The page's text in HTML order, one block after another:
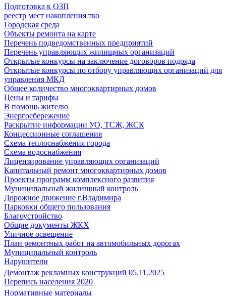
Подготовка к ОЗП
реестр мест накопления тко
Городская среда
Объекты ремонта на карте
Перечень подведомственных предприятий
Перечень управляющих жилищных организаций
Открытые конкурсы на заключение договоров подряда
Открытые конкурсы по отбору управляющих организаций для
управления МКД
Общее количество многоквартирных домов
Цены и тарифы
В помощь жителю
Энергосбережение
Раскрытие информации УО, ТСЖ, ЖСК
Концессионные соглашения
Схема теплоснабжения города
Схема водоснабжения
Лицензирование управляющих организаций
Капитальный ремонт многоквартирных домов
Проекты программ комплексного развития
Муниципальный жилищный контроль
Дорожное движение г.Владимира
Парковки общего пользования
Благоустройство
Общие документы ЖКХ
Уличное освещение
План ремонтных работ на автомобильных дорогах
Муниципальный контроль
Нарушители
Демонтаж рекламных конструкций 05.11.2025
Перепись населения 2020
Нормативные материалы